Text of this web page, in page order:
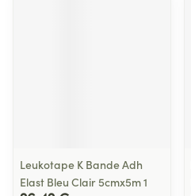
Leukotape K Bande Adh
Elast Bleu Clair 5cmx5m 1